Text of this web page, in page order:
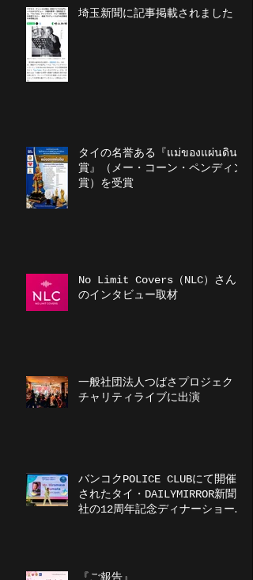
埼玉新聞に記事掲載されました
タイの名誉ある『แม่ของแผ่นดิน
賞』（メー・コーン・ペンディン
賞）を受賞
No Limit Covers（NLC）さん
のインタビュー取材
一般社団法人つばさプロジェクト
チャリティライブに出演
バンコクPOLICE CLUBにて開催
されたタイ・DAILYMIRROR新聞
社の12周年記念ディナーショーに
『ご報告』